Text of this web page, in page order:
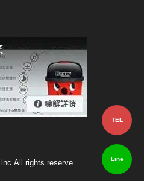
rights reserve.
TEL
Line